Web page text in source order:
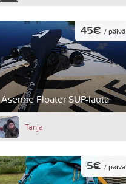
Asenne Floater SUP-lauta
45€ / päivä
Tanja
5€ / päivä